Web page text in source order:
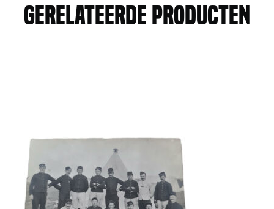
Gerelateerde producten